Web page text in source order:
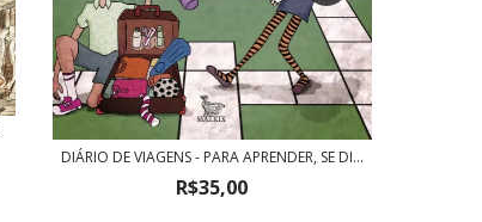
DIÁRIO DE VIAGENS - PARA APRENDER, SE DI...
R$35,00